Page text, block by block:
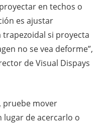
en techos o
es ajustar
si proyecta
no se vea deforme”,
de Visual Dispays
pruebe mover
de acercarlo o